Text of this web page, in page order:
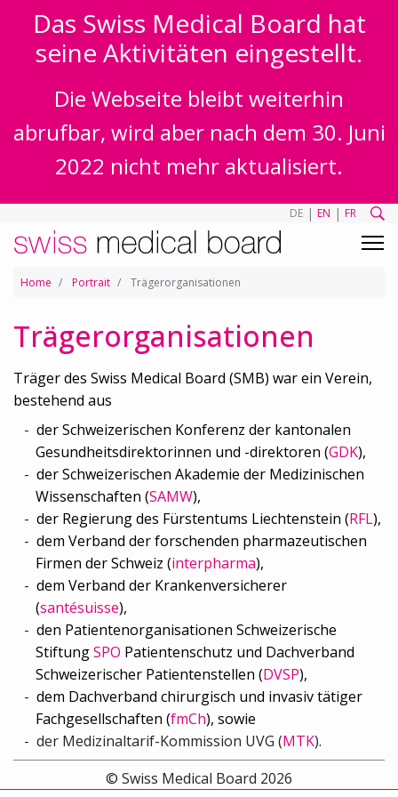
Das Swiss Medical Board hat
seine Aktivitäten eingestellt.
Die Webseite bleibt weiterhin
abrufbar, wird aber nach dem 30. Juni
2022 nicht mehr aktualisiert.
DE | EN | FR
Home Portrait Trägerorganisationen
Trägerorganisationen
Träger des Swiss Medical Board (SMB) war ein Verein,
bestehend aus
der Schweizerischen Konferenz der kantonalen
Gesundheitsdirektorinnen und -direktoren (GDK),
der Schweizerischen Akademie der Medizinischen
Wissenschaften (SAMW),
der Regierung des Fürstentums Liechtenstein (RFL),
dem Verband der forschenden pharmazeutischen
Firmen der Schweiz (interpharma),
dem Verband der Krankenversicherer
(santésuisse),
den Patientenorganisationen Schweizerische
StiftungSPO Patientenschutz und Dachverband
Schweizerischer Patientenstellen (DVSP),
dem Dachverband chirurgisch und invasiv tätiger
Fachgesellschaften (fmCh), sowie
der Medizinaltarif-Kommission UVG (MTK).
© Swiss Medical Board 2026